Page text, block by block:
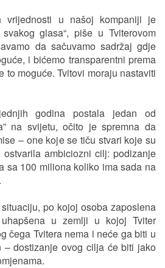
vrijednosti u našoj kompaniji je
glasa“, piše u Tviterovom
da sačuvamo sadržaj gdje
i bićemo transparentni prema
to moguće. Tvitovi moraju nastaviti
godina postala jedan od
na svijetu, očito je spremna da
– one koje se tiču stvari koje su
ambiciozni cilj: podizanje
sa 100 miliona koliko ima sada na
po kojoj osoba zaposlena
u zemlji u kojoj Tviter
čega Tvitera nema i neće ga biti u
dostizanje ovog cilja će biti jako